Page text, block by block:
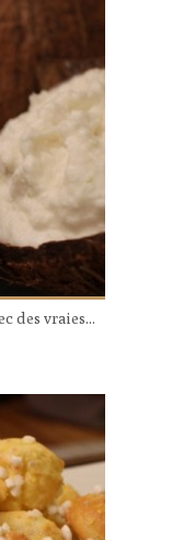
des vraies...